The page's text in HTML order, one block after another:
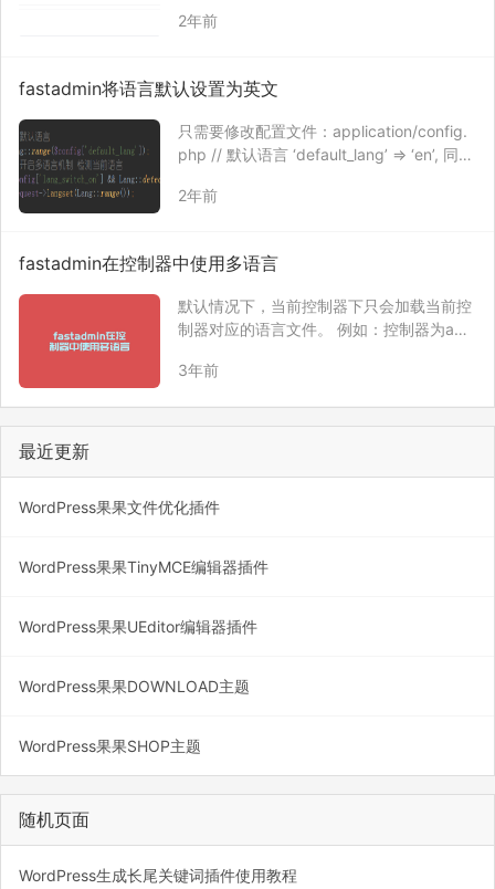
quire-backend.js // ‘validator-lang’: ‘../lib
2年前
fastadmin将语言默认设置为英文
只需要修改配置文件：application/config.
php // 默认语言 ‘default_lang’ => ‘en’, 同时
又会切换回来。 // 是否开启多语言 ‘lang_s
2年前
fastadmin在控制器中使用多语言
默认情况下，当前控制器下只会加载当前控
制器对应的语言文件。 例如：控制器为app
自动加载的语言文件为application/admin/l
3年前
最近更新
WordPress果果文件优化插件
WordPress果果TinyMCE编辑器插件
WordPress果果UEditor编辑器插件
WordPress果果DOWNLOAD主题
WordPress果果SHOP主题
随机页面
WordPress生成长尾关键词插件使用教程